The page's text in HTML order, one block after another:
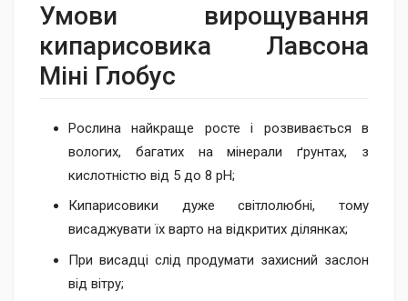
Умови вирощування
кипарисовика Лавсона
Міні Глобус
Рослина найкраще росте і розвивається в
вологих, багатих на мінерали ґрунтах, з
кислотністю від 5 до 8 рН;
Кипарисовики дуже світлолюбні, тому
висаджувати їх варто на відкритих ділянках;
При висадці слід продумати захисний заслон
від вітру;